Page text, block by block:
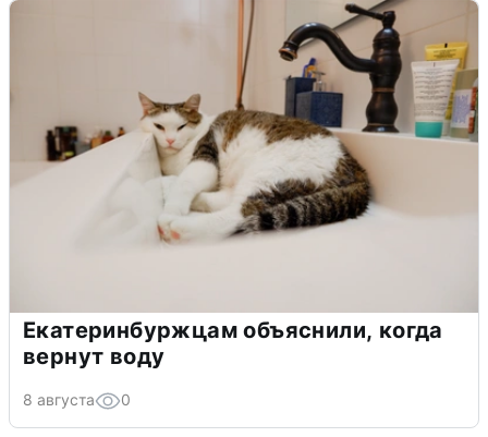
Екатеринбуржцам объяснили, когда
вернут воду
8 августа 0